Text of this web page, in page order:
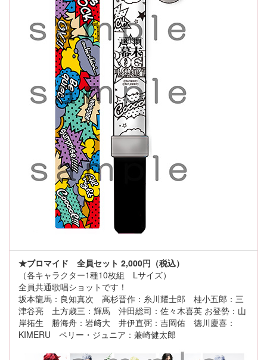
★ブロマイド 全員セット 2,000円（税込）
（各キャラクター1種10枚組 Lサイズ）
全員共通歌唱ショットです！
坂本龍馬：良知真次 高杉晋作：糸川耀士郎 桂小五郎：三
津谷亮 土方歳三：輝馬 沖田総司：佐々木喜英 お登勢：山
岸拓生 勝海舟：岩﨑大 井伊直弼：吉岡佑 徳川慶喜：
KIMERU ペリー・ジュニア：兼崎健太郎